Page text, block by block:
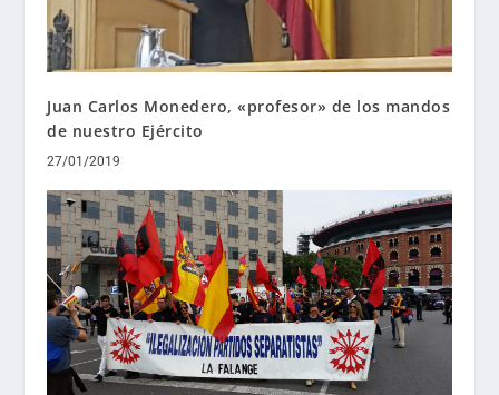
Juan Carlos Monedero, «profesor» de los mandos
de nuestro Ejército
27/01/2019